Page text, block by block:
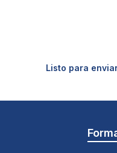
Listo para